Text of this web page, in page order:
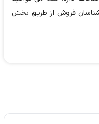
فروش از طریق بخش